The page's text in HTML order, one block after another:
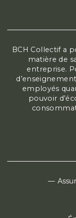
BCH Collectif a
matière de
entreprise.
employés
pouvoir